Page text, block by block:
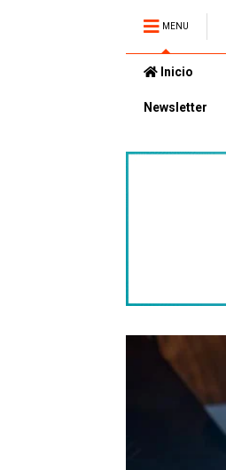
MENU
Inicio
Newsletter